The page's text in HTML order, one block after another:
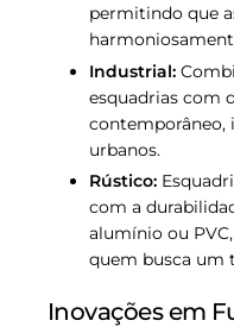
permitindo que
Industrial:
esquadrias com
contemporâneo,
urbanos.
Rústico:
com a
alumínio ou
quem busca um
Inovações em